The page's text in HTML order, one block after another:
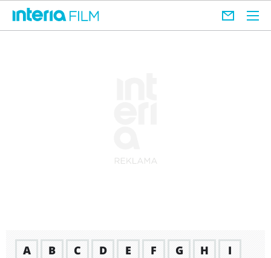
A B C D E F G H
I